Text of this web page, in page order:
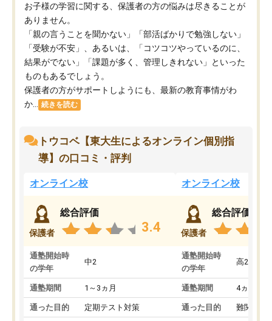
お子様の学習に関する、保護者の方の悩みは尽きることが
ありません。
「親の言うことを聞かない」「部活ばかりで勉強しない」
「受験が不安」、あるいは、「コツコツやっているのに、
結果がでない」「課題が多く、管理しきれない」といった
ものもあるでしょう。
保護者の方がサポートしようにも、最新の教育事情がわ
か...
続きを読む
トウコベ【東大生によるオンライン個別指
導】の口コミ・評判
オンライン校
保護者
総合評価
3.4
通塾開始時
の学年
中2
通塾期間 1～3ヵ月
通った目的 定期テスト対策
オンライン校
保護者
総合評価
通塾開始時
の学年
高2
通塾期間 4ヵ月～1
通った目的 難関私立